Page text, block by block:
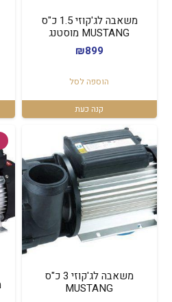
משאבה לג'קוזי 1.5 כ"ס
MUSTANG מוסטנג
₪899
הוספה לסל
קנה כעת
משאבה לג'קוזי 3 כ"ס
MUSTANG